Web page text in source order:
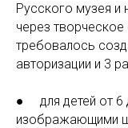
Русского музея и
через
требовалось
авторизации и 3
● для детей от 6
изображающими